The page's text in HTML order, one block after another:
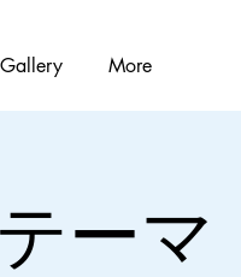
Gallery More
ーマ